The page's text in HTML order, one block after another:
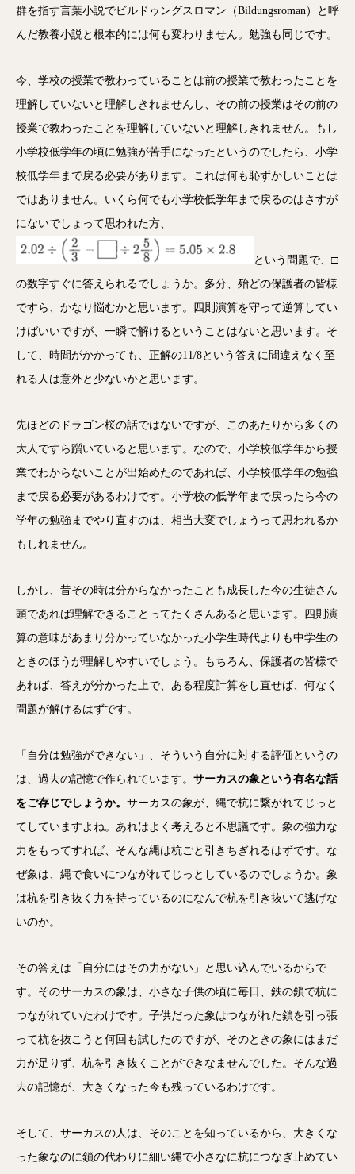
群を指す言葉小説でビルドゥングスロマン（Bildungsroman）と呼
んだ教養小説と根本的には何も変わりません。勉強も同じです。
今、学校の授業で教わっていることは前の授業で教わったことを
理解していないと理解しきれませんし、その前の授業はその前の
授業で教わったことを理解していないと理解しきれません。もし
小学校低学年の頃に勉強が苦手になったというのでしたら、小学
校低学年まで戻る必要があります。これは何も恥ずかしいことは
ではありません。いくら何でも小学校低学年まで戻るのはさすが
にないでしょって思われた方、
という問題で、□
の数字すぐに答えられるでしょうか。多分、殆どの保護者の皆様
ですら、かなり悩むかと思います。四則演算を守って逆算してい
けばいいですが、一瞬で解けるということはないと思います。そ
して、時間がかかっても、正解の11/8という答えに間違えなく至
れる人は意外と少ないかと思います。
先ほどのドラゴン桜の話ではないですが、このあたりから多くの
大人ですら躓いていると思います。なので、小学校低学年から授
業でわからないことが出始めたのであれば、小学校低学年の勉強
まで戻る必要があるわけです。小学校の低学年まで戻ったら今の
学年の勉強までやり直すのは、相当大変でしょうって思われるか
もしれません。
しかし、昔その時は分からなかったことも成長した今の生徒さん
頭であれば理解できることってたくさんあると思います。四則演
算の意味があまり分かっていなかった小学生時代よりも中学生の
ときのほうが理解しやすいでしょう。もちろん、保護者の皆様で
あれば、答えが分かった上で、ある程度計算をし直せば、何なく
問題が解けるはずです。
「自分は勉強ができない」、そういう自分に対する評価というの
は、過去の記憶で作られています。 サーカスの象という有名な話
をご存じでしょうか。 サーカスの象が、縄で杭に繋がれてじっと
てしていますよね。あれはよく考えると不思議です。象の強力な
力をもってすれば、そんな縄は杭ごと引きちぎれるはずです。な
ぜ象は、縄で食いにつながれてじっとしているのでしょうか。象
は杭を引き抜く力を持っているのになんで杭を引き抜いて逃げな
いのか。
その答えは「自分にはその力がない」と思い込んでいるからで
す。そのサーカスの象は、小さな子供の頃に毎日、鉄の鎖で杭に
つながれていたわけです。子供だった象はつながれた鎖を引っ張
って杭を抜こうと何回も試したのですが、そのときの象にはまだ
力が足りず、杭を引き抜くことができなませんでした。そんな過
去の記憶が、大きくなった今も残っているわけです。
そして、サーカスの人は、そのことを知っているから、大きくな
った象なのに鎖の代わりに細い縄で小さなに杭につなぎ止めてい